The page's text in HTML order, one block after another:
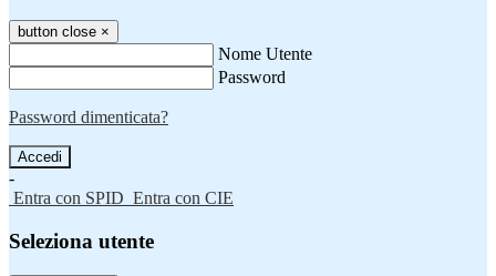
button close ×
Nome Utente
Password
Password dimenticata?
-
Entra con SPID Entra con CIE
Seleziona utente